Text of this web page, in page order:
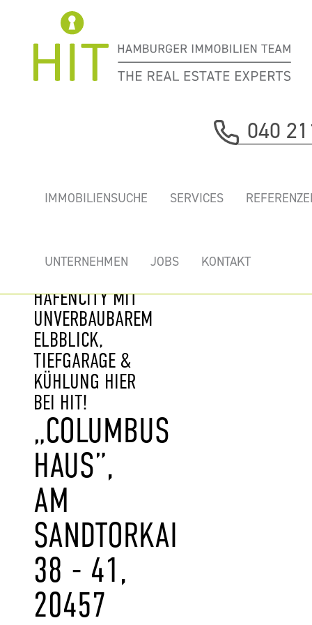
040
IMMOBILIENSUCHE SERVICES
UNTERNEHMEN JOBS KONTAKT
„COLUMBUS
TRAUMBÜRO IN
HAFENCITY MIT
UNVERBAUBAREM
ELBBLICK,
TIEFGARAGE &
KÜHLUNG HIER
BEI HIT!
„COLUMBUS
HAUS”,
AM
SANDTORKAI
38 - 41,
20457